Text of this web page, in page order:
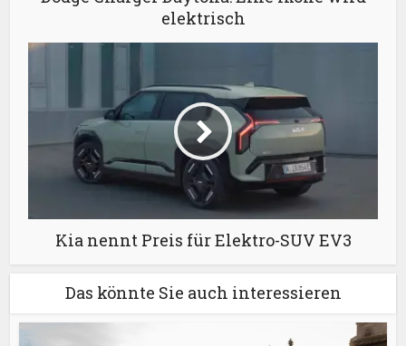
elektrisch
Kia nennt Preis für Elektro-SUV EV3
Das könnte Sie auch interessieren